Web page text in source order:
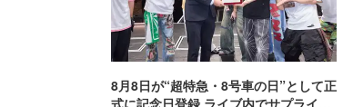
8月8日が“超特急・8号車の日”として正
式に記念日登録 ライブ内でサプライズ